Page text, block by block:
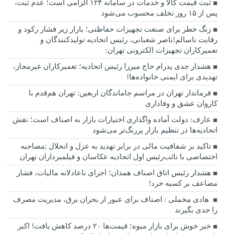
ثبت قیمت کالا و خدمات در سامانه ۱۲۴ الزامی است؛ عدم ثبت،
پس از ۱۵ روز تخلف محسوب می‌شود
زنگ خطر برای صنعت تجهیزات حفاظتی؛ بازار زیر فشار رکود و
رقابت ناسالم!ناصر شعبانی، رئیس اتحادیه تولیدکنندگان و
تعمیرکاران تجهیزات الکترونی تهران:
هشدار جدی پدرام حاج میرزا رئیس اتحادیه؛ تعمیرکاران غیرمجاز،
تهدیدی برای ایمنی خانواده‌ها!
فرماندار تهران در مراسم جاماندگان اربعین: تهران هم‌قدم با
کاروان عشق و وفاداری
عارف: دولت آماده واگذاری اختیارات بازار به اصناف است؛ نقش
اتحادیه‌ها در تنظیم بازار پررنگ‌تر می‌شود
تاکید بر شفافیت مالی در برابر تهدید به عزل و انحلال ;مصاحبه
اختصاصی با نائب‌رئیس اول اتحادیه عکاسان و فیلمبرداران تهران
هشدار رئیس اتاق اصناف همدان؛ اجرای ناعادلانه مالیات، فشار
مضاعف بر کسبه خرد!
هادی مخملی : اصناف برای عبور از بحران برق، مدیریت مصرف
را جدی بگیرند
خبر خوش برای بازار میوه؛ قیمت‌ها ۲۰ درصد کاهش یافت! اکبر